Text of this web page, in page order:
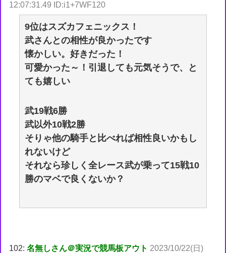
12:07:31.49 ID:i1+7WF120
9位はスズカフェニックス！
武さんとの相性が良かったです
懐かしい。好きだった！
可愛かった～！引退しても元気そうで、と
ても嬉しい
武19戦6勝
武以外10戦2勝
そりゃ他の騎手と比べれば相性良いかもし
れないけど
それなら珍しく全レース武が乗って15戦10
勝のマベで良くないか？
102:名無しさん＠実況で競馬板アウト 2023/10/22(日)